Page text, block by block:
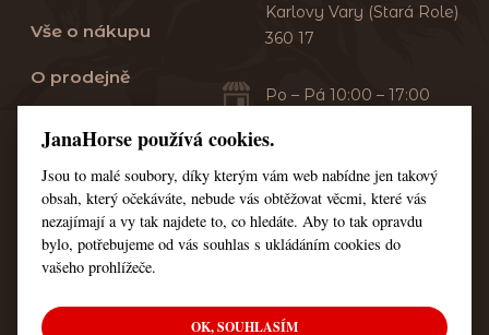
Vše o nákupu
O prodejně
Servis
Kontakt
Nastavení cookies
Karlovy Vary (Stará Role)
360 17
Po – Pá 10:00 – 17:00
+420 353 549 410
+420 608 444 378
JanaHorse používá cookies.
Jsou to malé soubory, díky kterým vám web nabídne jen takový
obsah, který očekáváte, nebude vás obtěžovat věcmi, které vás
nezajímají a vy tak najdete to, co hledáte. Aby to tak opravdu
bylo, potřebujeme od vás souhlas s ukládáním cookies do
vašeho prohlížeče.
OK, SOUHLASÍM